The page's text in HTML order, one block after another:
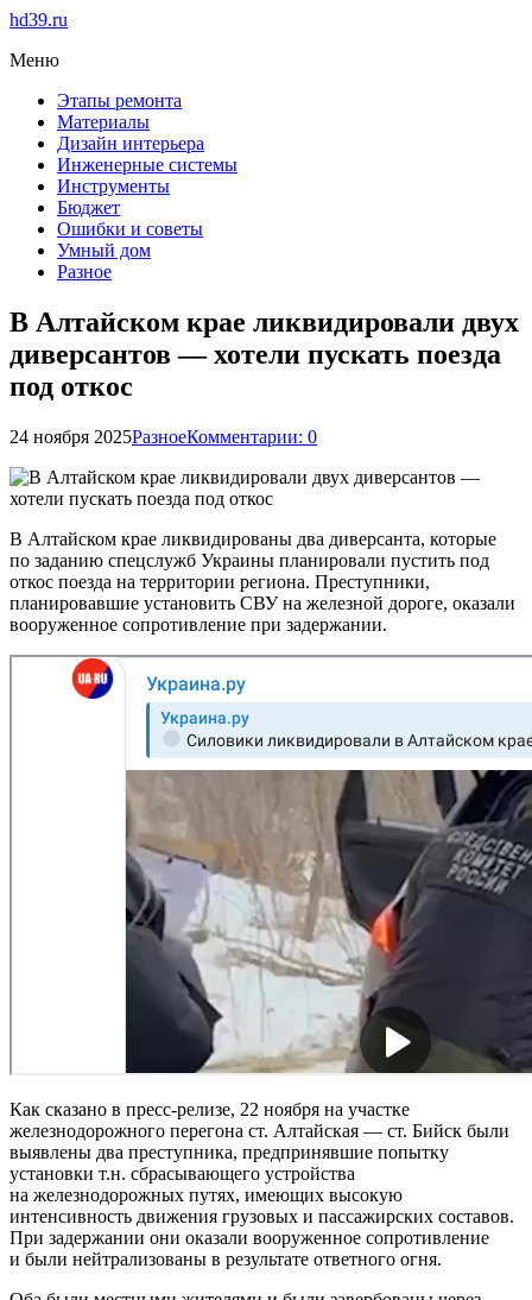
hd39.ru
Меню
Этапы ремонта
Материалы
Дизайн интерьера
Инженерные системы
Инструменты
Бюджет
Ошибки и советы
Умный дом
Разное
В Алтайском крае ликвидировали двух
диверсантов — хотели пускать поезда
под откос
24 ноября 2025РазноеКомментарии: 0
В Алтайском крае ликвидированы два диверсанта, которые
по заданию спецслужб Украины планировали пустить под
откос поезда на территории региона. Преступники,
планировавшие установить СВУ на железной дороге, оказали
вооруженное сопротивление при задержании.
Как сказано в пресс-релизе, 22 ноября на участке
железнодорожного перегона ст. Алтайская — ст. Бийск были
выявлены два преступника, предпринявшие попытку
установки т.н. сбрасывающего устройства
на железнодорожных путях, имеющих высокую
интенсивность движения грузовых и пассажирских составов.
При задержании они оказали вооруженное сопротивление
и были нейтрализованы в результате ответного огня.